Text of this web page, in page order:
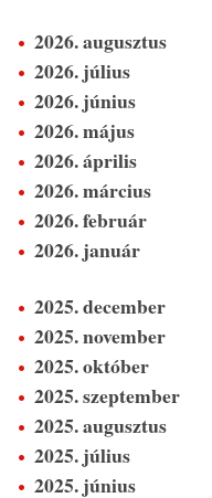
2026. augusztus
2026. július
2026. június
2026. május
2026. április
2026. március
2026. február
2026. január
2025. december
2025. november
2025. október
2025. szeptember
2025. augusztus
2025. július
2025. június